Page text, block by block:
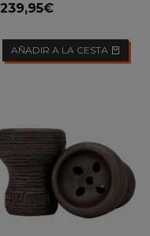
239,95€
AÑADIR A LA CESTA